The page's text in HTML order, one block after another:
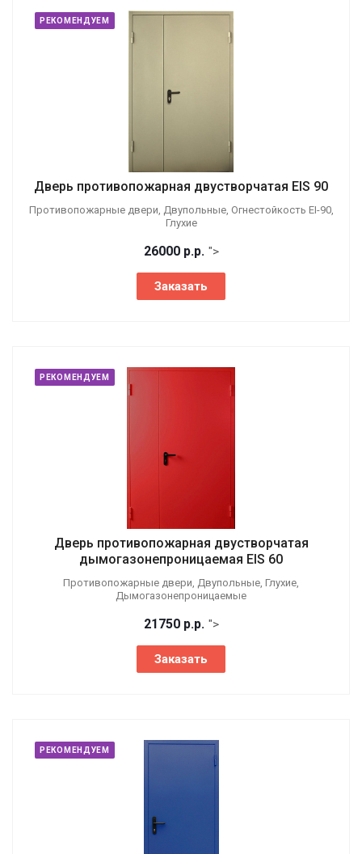
РЕКОМЕНДУЕМ
Дверь противопожарная двустворчатая EIS 90
Противопожарные двери, Двупольные, Огнестойкость EI-90,
Глухие
26000 р.р. ">
Заказать
РЕКОМЕНДУЕМ
Дверь противопожарная двустворчатая
дымогазонепроницаемая EIS 60
Противопожарные двери, Двупольные, Глухие,
Дымогазонепроницаемые
21750 р.р. ">
Заказать
РЕКОМЕНДУЕМ